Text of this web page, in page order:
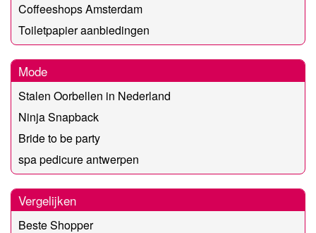
Coffeeshops Amsterdam
Toiletpapier aanbiedingen
Mode
Stalen Oorbellen in Nederland
Ninja Snapback
Bride to be party
spa pedicure antwerpen
Vergelijken
Beste Shopper